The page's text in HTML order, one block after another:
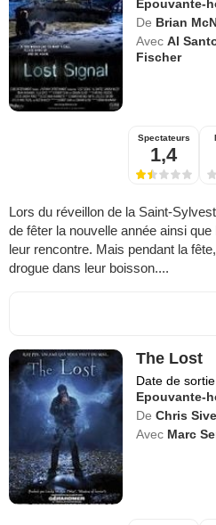
Epouvante-
De Brian
Avec Al
Fischer
Spectateurs
1,4
Lors du réveillon de la Saint-
de fêter la nouvelle année ainsi
leur rencontre. Mais pendant la
drogue dans leur boisson....
The Lost
Date de
Epouvante-
De Chris
Avec Marc